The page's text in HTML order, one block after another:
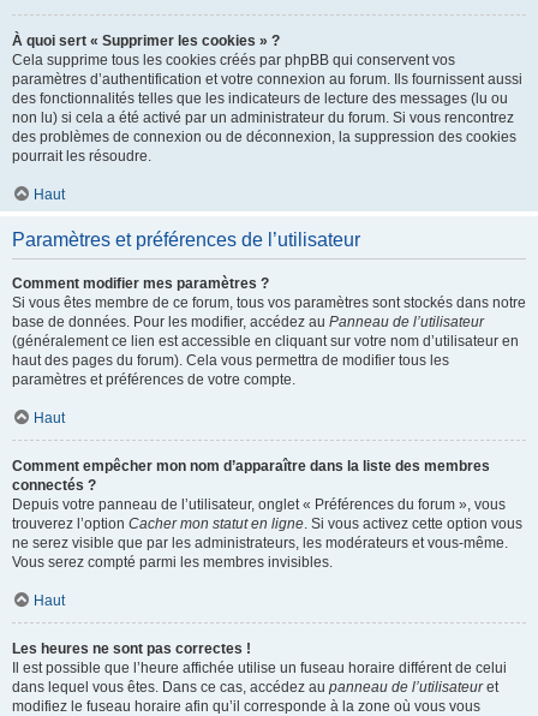
À quoi sert « Supprimer les cookies » ?
Cela supprime tous les cookies créés par phpBB qui conservent vos
paramètres d’authentification et votre connexion au forum. Ils fournissent aussi
des fonctionnalités telles que les indicateurs de lecture des messages (lu ou
non lu) si cela a été activé par un administrateur du forum. Si vous rencontrez
des problèmes de connexion ou de déconnexion, la suppression des cookies
pourrait les résoudre.
Haut
Paramètres et préférences de l’utilisateur
Comment modifier mes paramètres ?
Si vous êtes membre de ce forum, tous vos paramètres sont stockés dans notre
base de données. Pour les modifier, accédez au Panneau de l’utilisateur
(généralement ce lien est accessible en cliquant sur votre nom d’utilisateur en
haut des pages du forum). Cela vous permettra de modifier tous les
paramètres et préférences de votre compte.
Haut
Comment empêcher mon nom d’apparaître dans la liste des membres
connectés ?
Depuis votre panneau de l’utilisateur, onglet « Préférences du forum », vous
trouverez l’option Cacher mon statut en ligne. Si vous activez cette option vous
ne serez visible que par les administrateurs, les modérateurs et vous-même.
Vous serez compté parmi les membres invisibles.
Haut
Les heures ne sont pas correctes !
Il est possible que l’heure affichée utilise un fuseau horaire différent de celui
dans lequel vous êtes. Dans ce cas, accédez au panneau de l’utilisateuret
modifiez le fuseau horaire afin qu’il corresponde à la zone où vous vous